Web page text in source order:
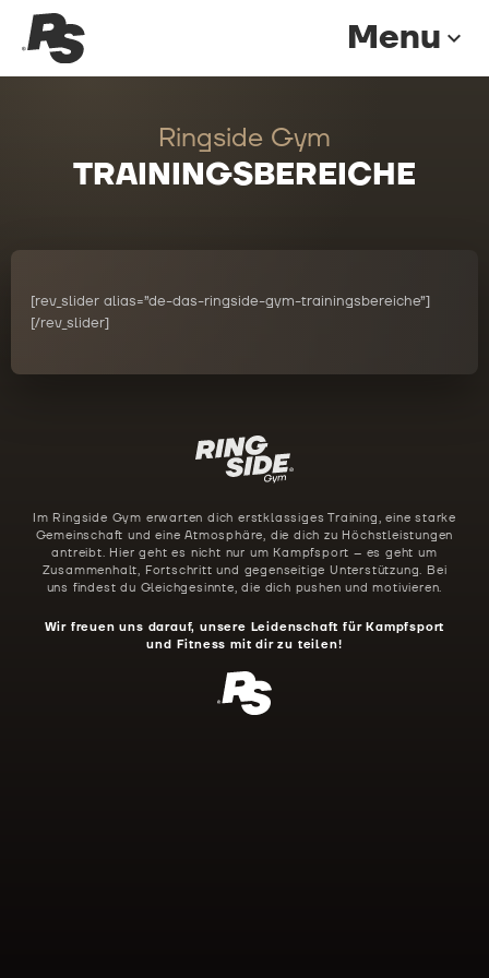
Menu expand_more
Ringside Gym
TRAININGSBEREICHE
[rev_slider alias=”de-das-ringside-gym-trainingsbereiche”]
[/rev_slider]
Im Ringside Gym erwarten dich erstklassiges Training, eine starke
Gemeinschaft und eine Atmosphäre, die dich zu Höchstleistungen
antreibt. Hier geht es nicht nur um Kampfsport – es geht um
Zusammenhalt, Fortschritt und gegenseitige Unterstützung. Bei
uns findest du Gleichgesinnte, die dich pushen und motivieren.
Wir freuen uns darauf, unsere Leidenschaft für Kampfsport
und Fitness mit dir zu teilen!